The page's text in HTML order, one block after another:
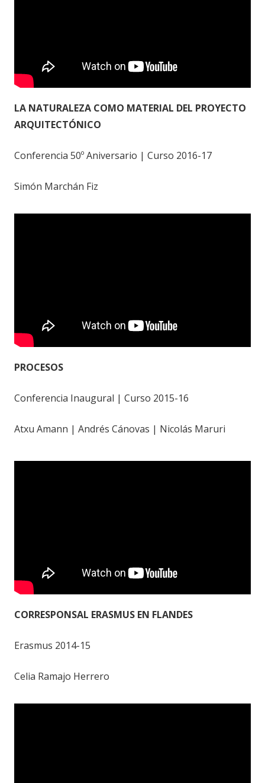
LA NATURALEZA COMO MATERIAL DEL PROYECTO
ARQUITECTÓNICO
Conferencia 50º Aniversario | Curso 2016-17
Simón Marchán Fiz
PROCESOS
Conferencia Inaugural | Curso 2015-16
Atxu Amann | Andrés Cánovas | Nicolás Maruri
CORRESPONSAL ERASMUS EN FLANDES
Erasmus 2014-15
Celia Ramajo Herrero